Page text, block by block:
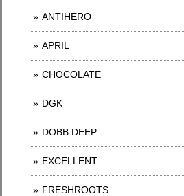
ANTIHERO
APRIL
CHOCOLATE
DGK
DOBB DEEP
EXCELLENT
FRESHROOTS